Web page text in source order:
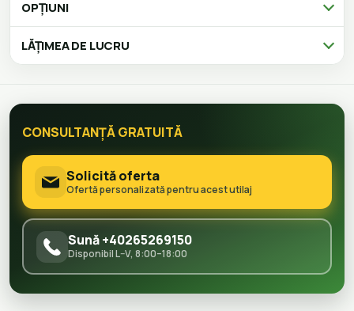
OPȚIUNI
LĂȚIMEA DE LUCRU
CONSULTANȚĂ GRATUITĂ
Solicită oferta
Ofertă personalizată pentru acest utilaj
Sună +40265269150
Disponibil L–V, 8:00–18:00